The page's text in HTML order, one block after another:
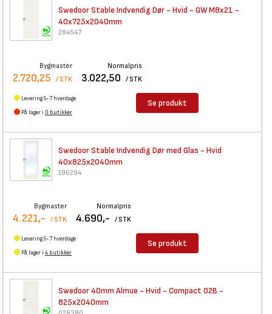
Swedoor Stable Indvendig Dør - Hvid - GW M8x21 -
40x725x2040mm
284547
Bygmaster
2.720,25 / STK
Normalpris
3.022,50 / STK
Levering 5-7 hverdage
På lager i 0 butikker
Se produkt
Swedoor Stable Indvendig Dørmed Glas - Hvid
40x825x2040mm
196294
Bygmaster
4.221,- / STK
Normalpris
4.690,- / STK
Levering 5-7 hverdage
På lager i 4 butikker
Se produkt
Swedoor 40mm Almue - Hvid - Compact 02B -
825x2040mm